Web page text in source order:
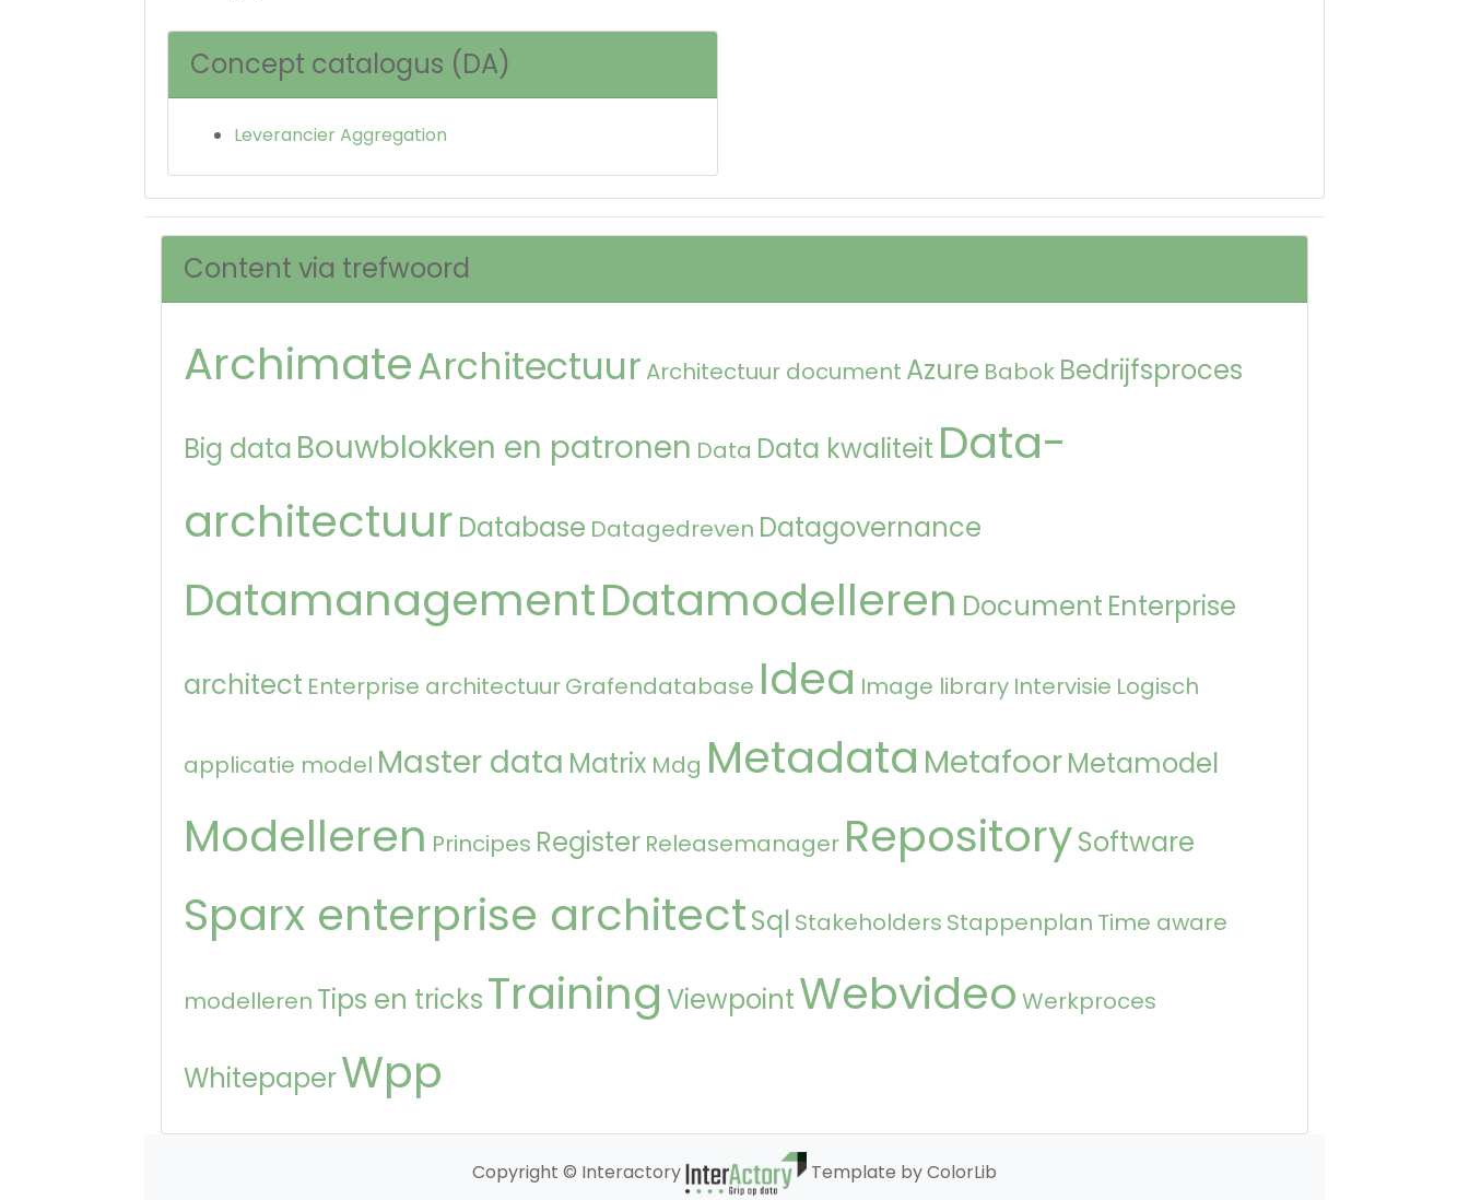
Concept catalogus (DA)
Leverancier Aggregation
Content via trefwoord
ArchimateArchitectuur Architectuur document Azure Babok Bedrijfsproces
Big data Bouwblokken en patronen Data Data kwaliteit Data-
architectuur Database Datagedreven Datagovernance
DatamanagementDatamodelleren Document Enterprise
architect Enterprise architectuurGrafendatabase Idea Image library Intervisie Logisch
applicatie model Master data Matrix Mdg Metadata MetafoorMetamodel
Modelleren Principes Register Releasemanager RepositorySoftware
Sparx enterprise architectSql Stakeholders Stappenplan Time aware
modelleren Tips en tricksTraining ViewpointWebvideo Werkproces
WhitepaperWpp
Copyright © Interactory Template by ColorLib